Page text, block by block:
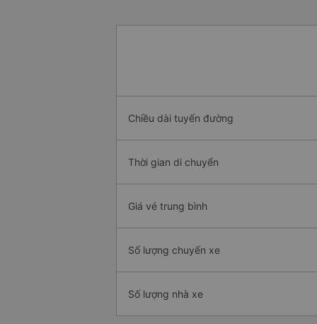
Chiều dài tuyến đường
Thời gian di chuyển
Giá vé trung bình
Số lượng chuyến xe
Số lượng nhà xe